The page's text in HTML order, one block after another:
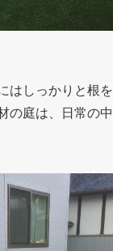
はしっかりと根を
の庭は、日常の中